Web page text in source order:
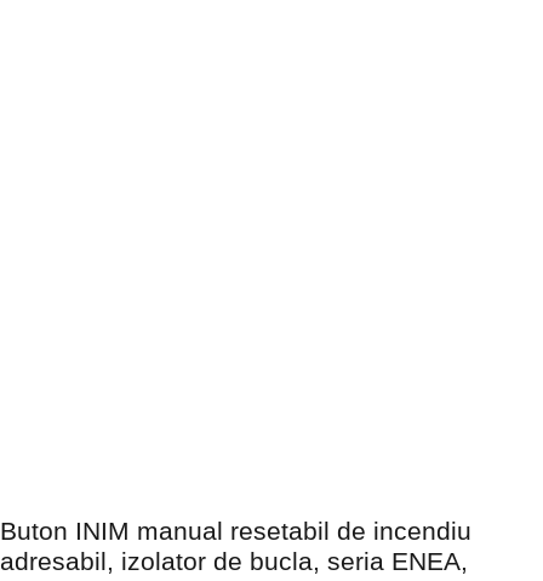
Buton INIM manual resetabil de incendiu
adresabil, izolator de bucla, seria ENEA,